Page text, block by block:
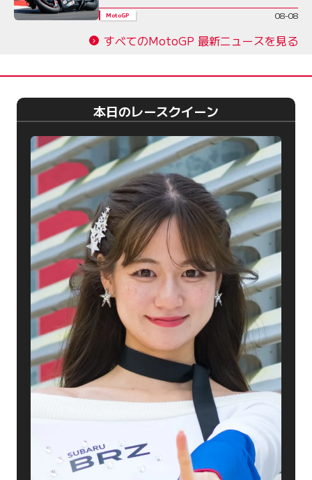
MotoGP 08-08
すべてのMotoGP 最新ニュースを見る
本日のレースクイーン